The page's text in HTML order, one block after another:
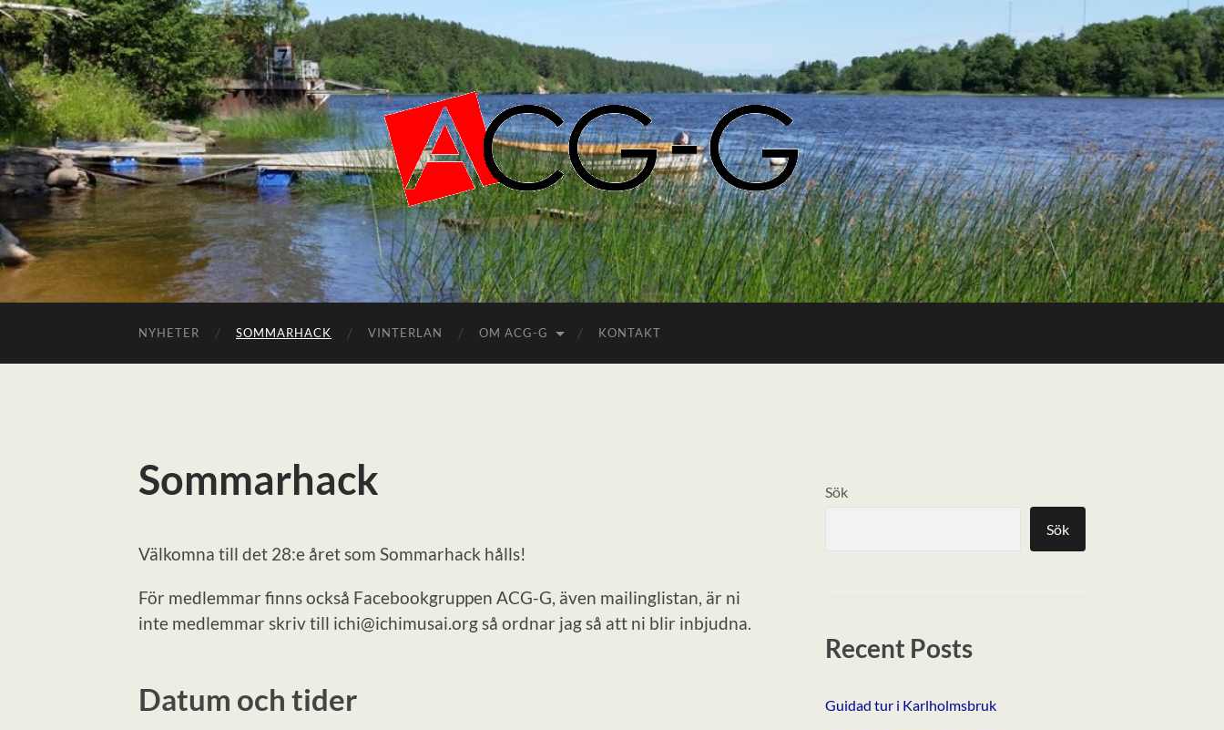
ACGG.SE
NYHETER SOMMARHACK VINTERLAN OM ACG-G KONTAKT
Sommarhack
Välkomna till det 28:e året som Sommarhack hålls!
För medlemmar finns också Facebookgruppen ACG-G, även mailinglistan, är ni
inte medlemmar skriv till ichi@ichimusai.org så ordnar jag så att ni blir inbjudna.
Datum och tider
Sök
Sök
Recent Posts
Guidad tur i Karlholmsbruk